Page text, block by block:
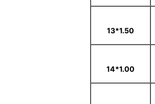
1.50*13
1.00*14